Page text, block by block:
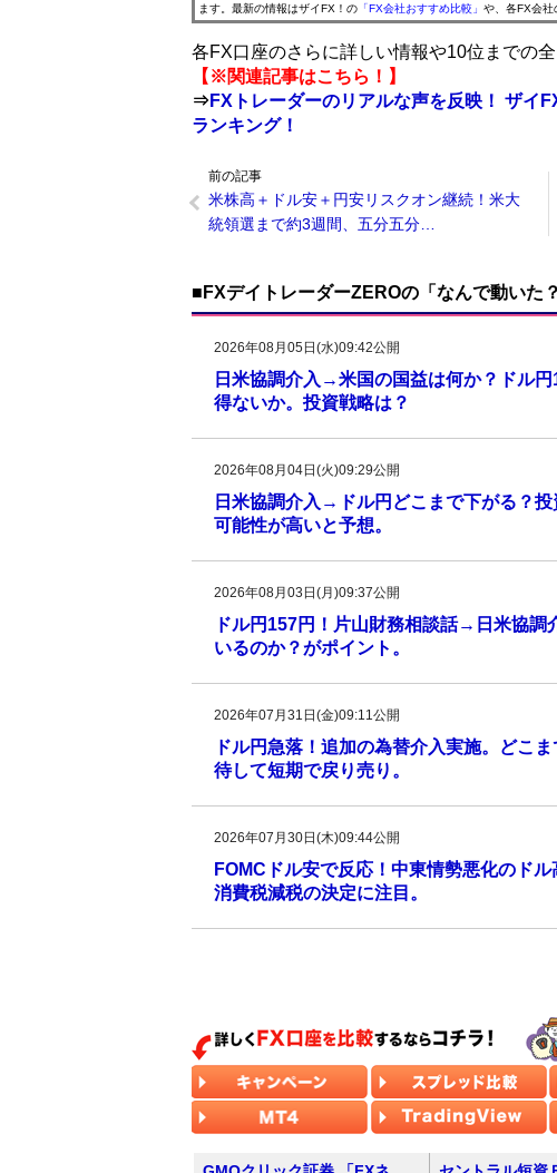
ます。最新の情報はザイFX！の 「FX会社おすすめ比較」 や、各FX会社
各FX口座のさらに詳しい情報や10位までの
【※関連記事はこちら！】
⇒FXトレーダーのリアルな声を反映！ ザイ
ランキング！
前の記事
米株高＋ドル安＋円安リスクオン継続！米大
統領選まで約3週間、五分五分…
■FXデイトレーダーZEROの「なんで動いた
2026年08月05日(水)09:42公開
日米協調介入→米国の国益は何か？ドル
得ないか。投資戦略は？
2026年08月04日(火)09:29公開
日米協調介入→ドル円どこまで下がる？
可能性が高いと予想。
2026年08月03日(月)09:37公開
ドル円157円！片山財務相談話→日米協調
いるのか？がポイント。
2026年07月31日(金)09:11公開
ドル円急落！追加の為替介入実施。どこ
待して短期で戻り売り。
2026年07月30日(木)09:44公開
FOMCドル安で反応！中東情勢悪化のド
消費税減税の決定に注目。